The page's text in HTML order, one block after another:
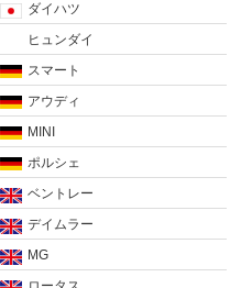
ダイハツ
ヒュンダイ
スマート
アウディ
MINI
ポルシェ
ベントレー
デイムラー
MG